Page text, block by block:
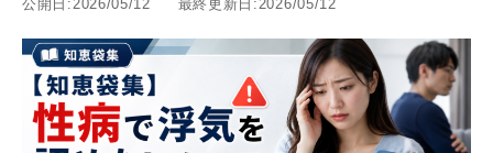
公開日:2026/05/12 最終更新日:2026/05/12